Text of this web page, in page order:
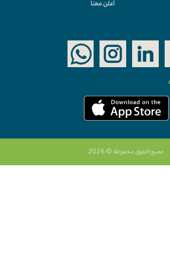
أعلن معنا
جميع الحقوق محفوظة © 2026